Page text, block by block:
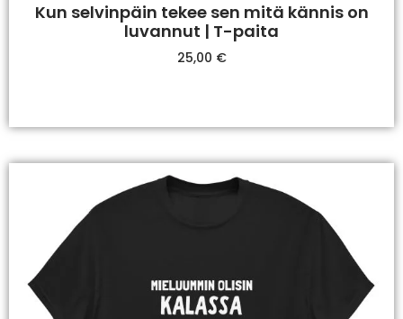
Kun selvinpäin tekee sen mitä kännis on
luvannut | T-paita
25,00 €